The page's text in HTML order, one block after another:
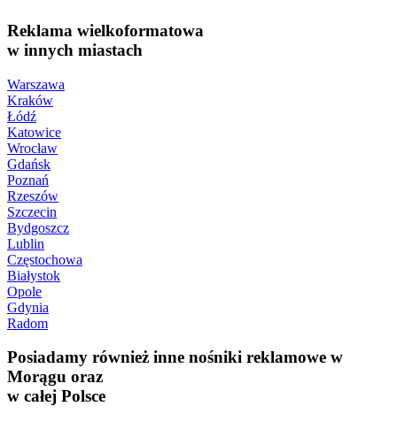
Reklama wielkoformatowa
w innych miastach
Warszawa
Kraków
Łódź
Katowice
Wrocław
Gdańsk
Poznań
Rzeszów
Szczecin
Bydgoszcz
Lublin
Częstochowa
Białystok
Opole
Gdynia
Radom
Posiadamy również inne nośniki reklamowe w
Morągu oraz
w całej Polsce